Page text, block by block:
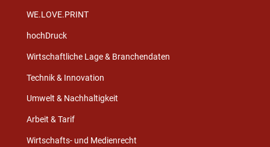
WE.LOVE.PRINT
hochDruck
Wirtschaftliche Lage & Branchendaten
Technik & Innovation
Umwelt & Nachhaltigkeit
Arbeit & Tarif
Wirtschafts- und Medienrecht